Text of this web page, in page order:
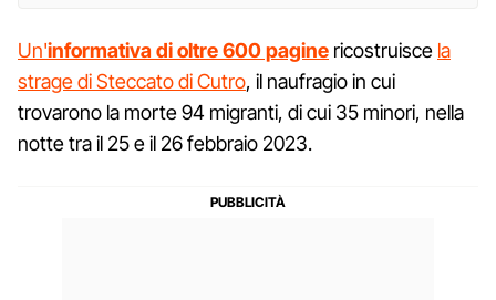
Un'informativa di oltre 600 pagine ricostruisce la
strage di Steccato di Cutro, il naufragio in cui
trovarono la morte 94 migranti, di cui 35 minori, nella
notte tra il 25 e il 26 febbraio 2023.